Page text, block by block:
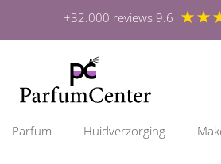
+32.000 reviews 9.6
Parfum Huidverzorging